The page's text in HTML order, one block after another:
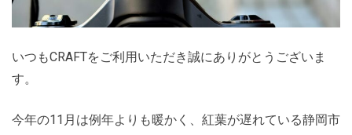
いつもCRAFTをご利用いただき誠にありがとうございま
す。
今年の11月は例年よりも暖かく、紅葉が遅れている静岡市